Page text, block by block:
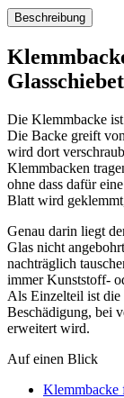
Beschreibung
Die Klemmbacke
Die Backe greift
wird dort
Klemmbacken
ohne dass dafür
Blatt wird
Genau darin liegt
Glas nicht
nachträglich
immer Kunststoff-
Als Einzelteil ist
Beschädigung, bei
erweitert wird.
Auf einen Blick
Klemmbacke